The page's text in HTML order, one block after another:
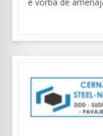
e vorba de